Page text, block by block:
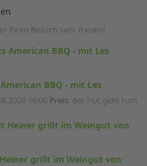
Ihren Besuch sehr freuen!
BBQ - mit Les
16:00 Preis: der Hut geht rum
grillt im Weingut von